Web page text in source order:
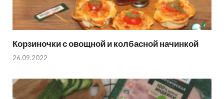
Корзиночки с овощной и колбасной начинкой
26.09.2022